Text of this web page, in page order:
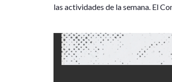
las actividades de la semana. El